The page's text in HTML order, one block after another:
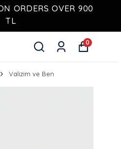
ORDERS OVER 900
TL
0
Valizim ve Ben